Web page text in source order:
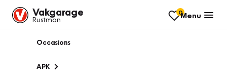
Vakgarage
Rustman
0Menu
Occasions
APK